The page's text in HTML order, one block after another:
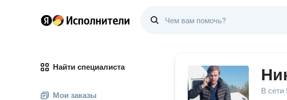
Найти специалиста
Мои заказы
В сети